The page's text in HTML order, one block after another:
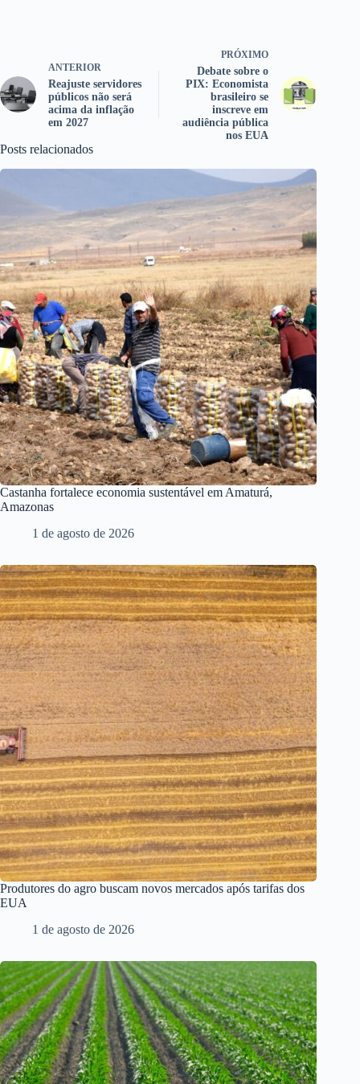
ANTERIOR
Reajuste servidores
públicos não será
acima da inflação
em 2027
PRÓXIMO
Debate sobre o
PIX: Economista
brasileiro se
inscreve em
audiência pública
nos EUA
Posts relacionados
Castanha fortalece economia sustentável em Amaturá,
Amazonas
1 de agosto de 2026
Produtores do agro buscam novos mercados após tarifas dos
EUA
1 de agosto de 2026